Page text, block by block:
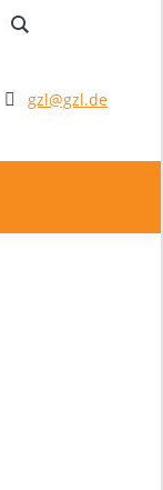
gzl@gzl.de